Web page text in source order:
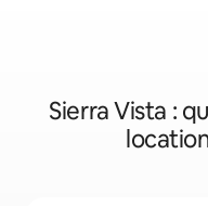
Sierra Vista :